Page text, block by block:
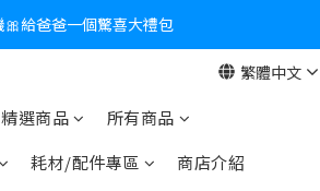
繁體中文
精選商品
所有商品
耗材/配件專區
商店介紹